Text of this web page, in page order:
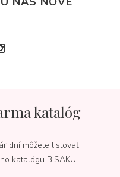
katalóg
dní môžete listovať
katalógu BISAKU.